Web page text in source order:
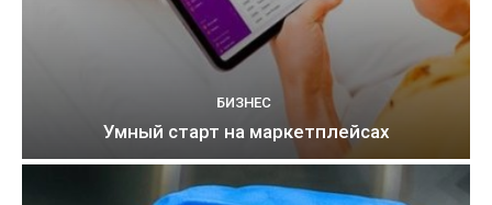
БИЗНЕС
Умный старт на маркетплейсах